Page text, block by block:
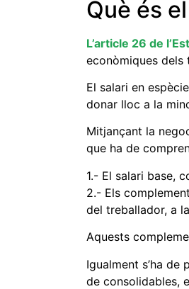
Què és
L’article 26 de
econòmiques dels
El salari en
donar lloc a la
Mitjançant la
que ha de
1.- El salari base,
2.- Els
del treballador, a
Aquests
Igualment s’ha
de consolidables,